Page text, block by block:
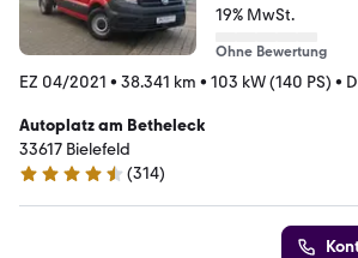
19% MwSt.
Ohne Bewertung
EZ 04/2021 • 38.341 km • 103 kW (140 PS) •
Autoplatz am Betheleck
33617 Bielefeld
4.7 Sterne
(314)